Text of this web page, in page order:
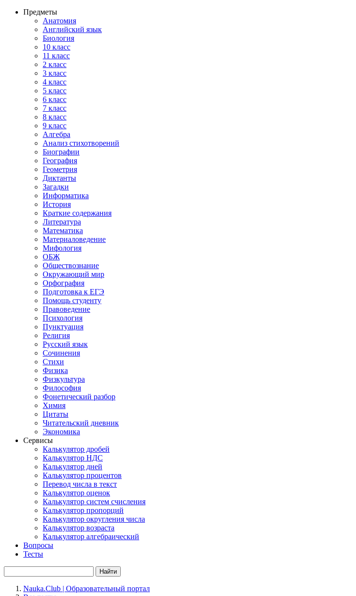
Предметы
Анатомия
Английский язык
Биология
10 класс
11 класс
2 класс
3 класс
4 класс
5 класс
6 класс
7 класс
8 класс
9 класс
Алгебра
Анализ стихотворений
Биографии
География
Геометрия
Диктанты
Загадки
Информатика
История
Краткие содержания
Литература
Математика
Материаловедение
Мифология
ОБЖ
Обществознание
Окружающий мир
Орфография
Подготовка к ЕГЭ
Помощь студенту
Правоведение
Психология
Пунктуация
Религия
Русский язык
Сочинения
Стихи
Физика
Физкультура
Философия
Фонетический разбор
Химия
Цитаты
Читательский дневник
Экономика
Сервисы
Калькулятор дробей
Калькулятор НДС
Калькулятор дней
Калькулятор процентов
Перевод числа в текст
Калькулятор оценок
Калькулятор систем счисления
Калькулятор пропорций
Калькулятор округления числа
Калькулятор возраста
Калькулятор алгебраический
Вопросы
Тесты
Найти
Nauka.Club | Образовательный портал